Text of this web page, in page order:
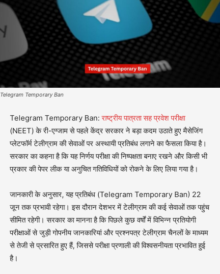
Telegram Temporary Ban
Telegram Temporary Ban:राष्ट्रीय पात्रता सह प्रवेश परीक्षा
(NEET) के री-एग्जाम से पहले केंद्र सरकार ने बड़ा कदम उठाते हुए मैसेजिंग
प्लेटफॉर्म टेलीग्राम की सेवाओं पर अस्थायी प्रतिबंध लगाने का फैसला किया है।
सरकार का कहना है कि यह निर्णय परीक्षा की निष्पक्षता बनाए रखने और किसी भी
प्रकार की पेपर लीक या अनुचित गतिविधियों को रोकने के लिए लिया गया है।
जानकारी के अनुसार, यह प्रतिबंध (Telegram Temporary Ban) 22
जून तक प्रभावी रहेगा। इस दौरान देशभर में टेलीग्राम की कई सेवाओं तक पहुंच
सीमित रहेगी। सरकार का मानना है कि पिछले कुछ वर्षों में विभिन्न प्रतियोगी
परीक्षाओं से जुड़ी गोपनीय जानकारियां और प्रश्नपत्र टेलीग्राम चैनलों के माध्यम
से तेजी से प्रसारित हुए हैं, जिससे परीक्षा प्रणाली की विश्वसनीयता प्रभावित हुई
है।